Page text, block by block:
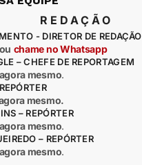
REDAÇÃO
- DIRETOR DE REDAÇÃO
ou chame no Whatsapp
– CHEFE DE REPORTAGEM
agora mesmo.
mesmo.
– REPÓRTER
agora mesmo.
– REPÓRTER
agora mesmo.